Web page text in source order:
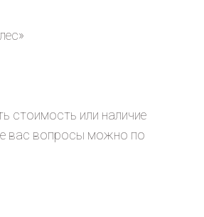
стоимость или наличие
вас вопросы можно по